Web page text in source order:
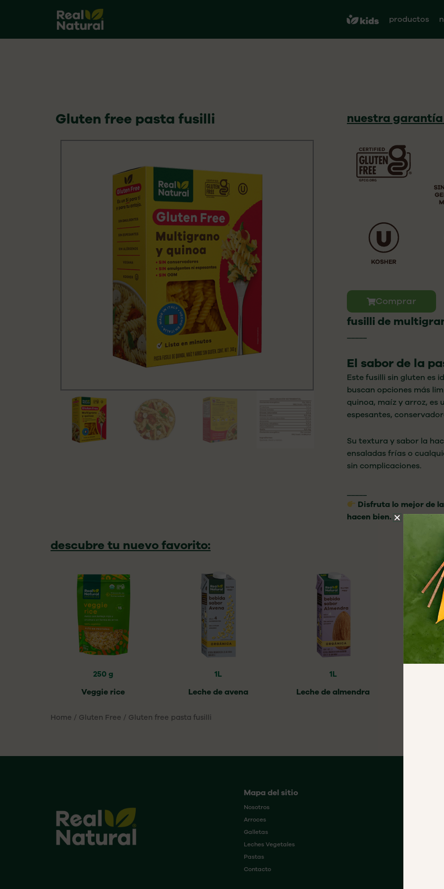
productos
Gluten free pasta fusilli nuestra
Comprar
fusilli de
El sabor de la
Este fusilli sin gluten es
buscan opciones más
quinoa, maíz y arroz, es
espesantes,
Su textura y sabor la
ensaladas frías o
sin complicaciones.
Disfruta lo mejor de
hacen bien.
descubre tu nuevo favorito:
250 g
Veggie rice
1L
Leche de avena
1L
Leche de almendra
Home / Gluten Free / Gluten free pasta fusilli
Mapa del sitio
Nosotros
Arroces
Galletas
Leches Vegetales
Pastas
Contacto